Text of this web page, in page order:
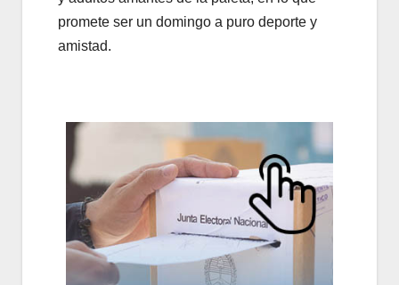
promete ser un domingo a puro deporte y
amistad.